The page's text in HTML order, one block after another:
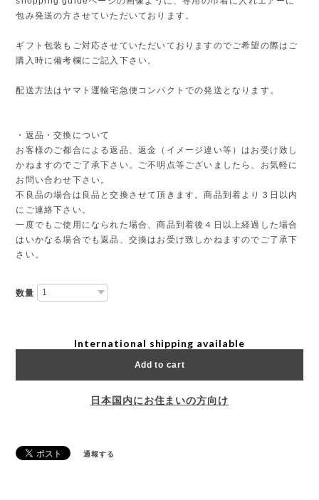
包み発送の方させていただいております。
ギフト包装もご対応させていただいておりますのでご希望の際はご
購入時に備考欄にご記入下さい。
配送方法はヤマト運輸宅急便コンパクトでの発送となります。
・返品・交換について
お客様のご都合による返品、返金（イメージ違い等）はお受け致し
かねますのでご了承下さい。ご不明点等ございましたら、お気軽に
お問い合わせ下さい。
不良品の場合は良品と交換させて頂きます。商品到着より３日以内
にご連絡下さい。
一度でもご使用になられた場合、商品到着後４日以上経過した場合
はいかなる場合でも返品、交換はお受け致しかねますのでご了承下
さい。
数量
International shipping available
Add to cart
日本国内にお住まいの方向け
通報する